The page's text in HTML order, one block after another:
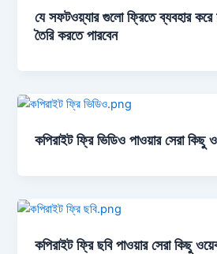
যে সফটওয়্যার গুলো ফ্রিতে ব্যবহার করে
তৈরি করতে পারবেন
কপিরাইট ফ্রি ভিডিও পাওয়ার সেরা কিছু
কপিরাইট ফ্রি ছবি পাওয়ার সেরা কিছু